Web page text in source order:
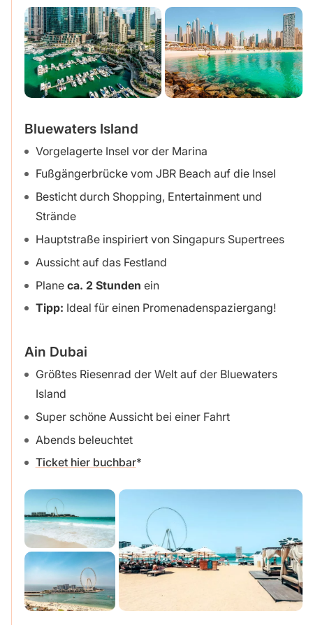
Bluewaters Island
Vorgelagerte Insel vor der Marina
Fußgängerbrücke vom JBR Beach auf die Insel
Besticht durch Shopping, Entertainment und
Strände
Hauptstraße inspiriert von Singapurs Supertrees
Aussicht auf das Festland
Plane ca. 2 Stunden ein
Tipp: Ideal für einen Promenadenspaziergang!
Ain Dubai
Größtes Riesenrad der Welt auf der Bluewaters
Island
Super schöne Aussicht bei einer Fahrt
Abends beleuchtet
Ticket hier buchbar